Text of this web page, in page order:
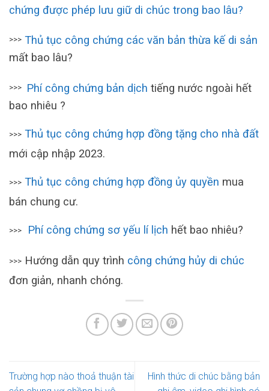
chứng được phép lưu giữ di chúc trong bao lâu?
>>> Thủ tục công chứng các văn bản thừa kế di sản
mất bao lâu?
>>> Phí công chứng bản dịch tiếng nước ngoài hết
bao nhiêu ?
>>> Thủ tục công chứng hợp đồng tặng cho nhà đất
mới cập nhập 2023.
>>> Thủ tục công chứng hợp đồng ủy quyền mua
bán chung cư.
>>> Phí công chứng sơ yếu lí lịch hết bao nhiêu?
>>> Hướng dẫn quy trình công chứng hủy di chúc
đơn giản, nhanh chóng.
Trường hợp nào thoả thuận tài
Hình thức di chúc bằng bản